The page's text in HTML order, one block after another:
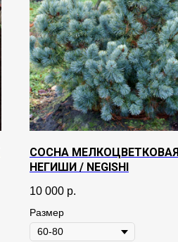
СОСНА МЕЛКОЦВЕТКОВАЯ
НЕГИШИ / NEGISHI
10 000 р.
Размер